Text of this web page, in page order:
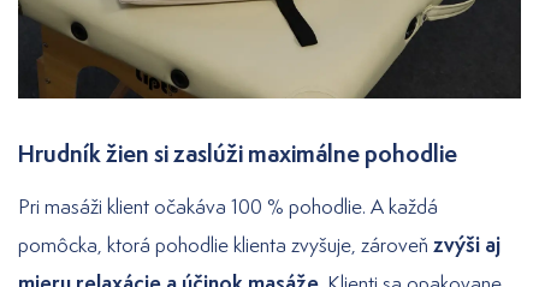
Hrudník žien si zaslúži maximálne pohodlie
Pri masáži klient očakáva 100 % pohodlie. A každá
pomôcka, ktorá pohodlie klienta zvyšuje, zároveň zvýši aj